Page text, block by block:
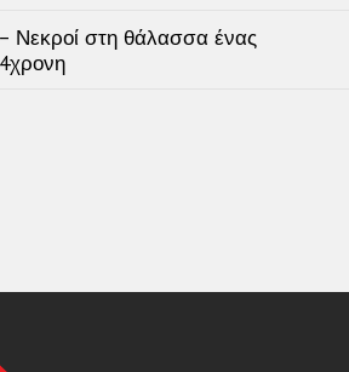
Νεκροί στη θάλασσα ένας